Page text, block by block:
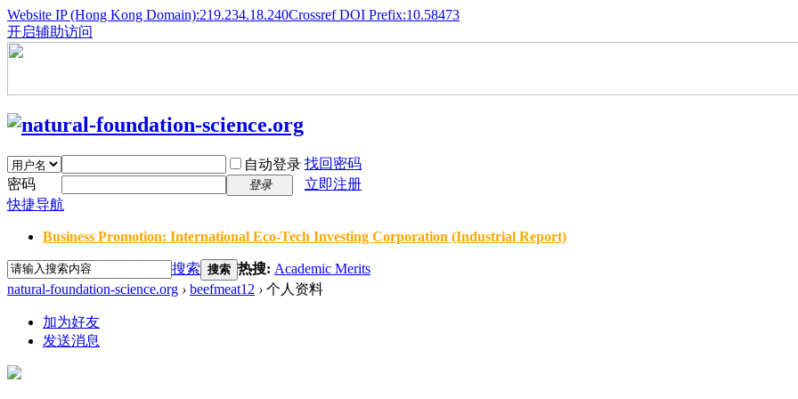
Website IP (Hong Kong Domain):219.234.18.240Crossref DOI Prefix:10.58473
开启辅助访问
自动登录 找回密码
密码
登录
立即注册
快捷导航
Business Promotion: International Eco-Tech Investing Corporation (Industrial Report)
搜索 搜索 热搜: Academic Merits
natural-foundation-science.org › beefmeat12 › 个人资料
加为好友
发送消息